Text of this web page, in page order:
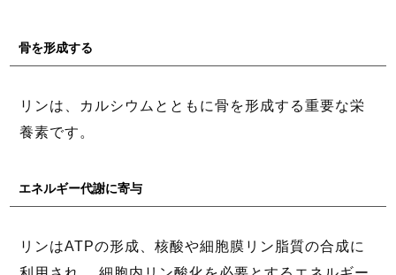
骨を形成する
リンは、カルシウムとともに骨を形成する重要な栄
養素です。
エネルギー代謝に寄与
リンはATPの形成、核酸や細胞膜リン脂質の合成に